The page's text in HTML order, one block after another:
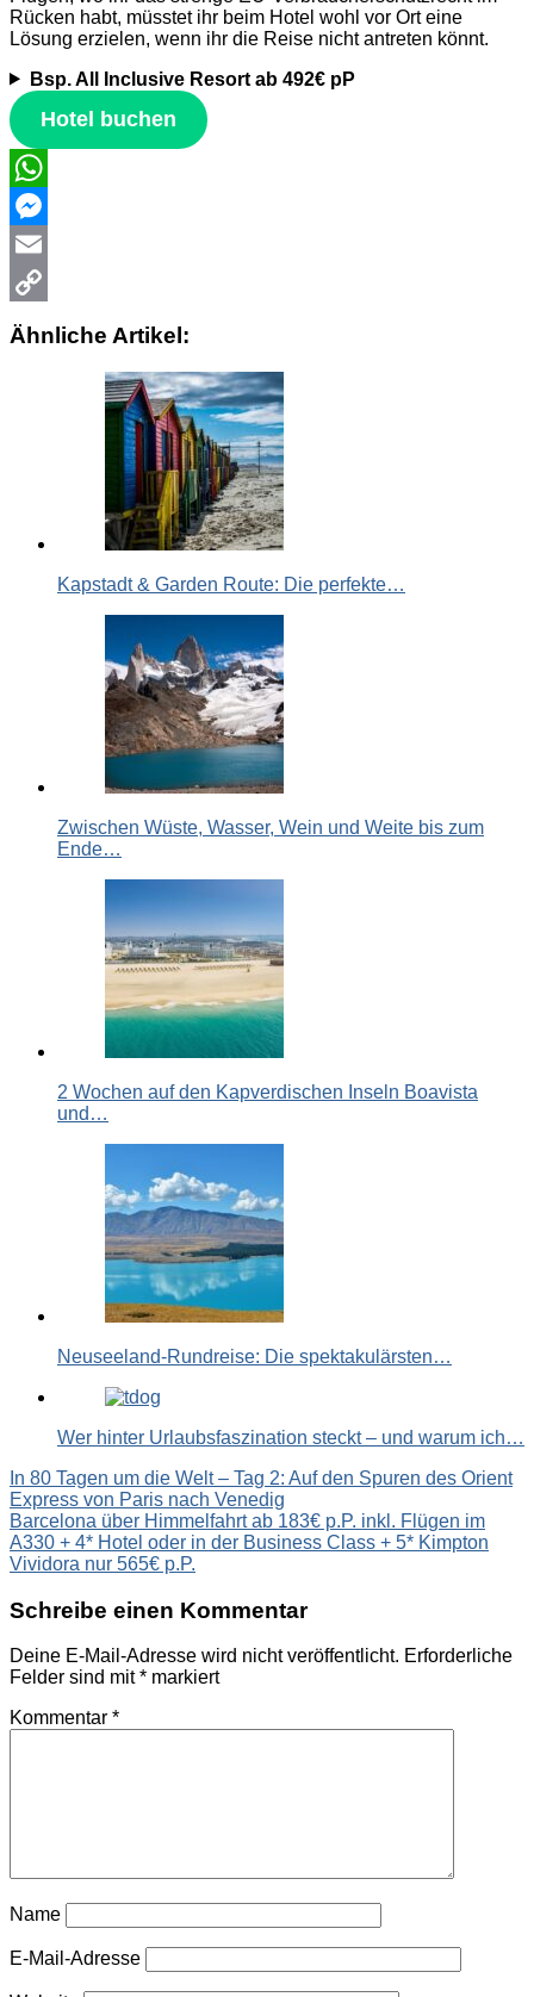
Rücken habt, müsstet ihr beim Hotel wohl vor Ort eine
Lösung erzielen, wenn ihr die Reise nicht antreten könnt.
Bsp. All Inclusive Resort ab 492€ pP
Hotel buchen
WhatsApp
Messenger
Email
Copy
Ähnliche Artikel:
Kapstadt & Garden Route: Die perfekte…
Zwischen Wüste, Wasser, Wein und Weite bis zum
Ende…
2 Wochen auf den Kapverdischen Inseln Boavista
und…
Neuseeland-Rundreise: Die spektakulärsten…
Wer hinter Urlaubsfaszination steckt – und warum ich…
Beitragsnavigation
In 80 Tagen um die Welt – Tag 2: Auf den Spuren des Orient
Express von Paris nach Venedig
Barcelona über Himmelfahrt ab 183€ p.P. inkl. Flügen im
A330 + 4* Hotel oder in der Business Class + 5* Kimpton
Vividora nur 565€ p.P.
Schreibe einen Kommentar
Deine E-Mail-Adresse wird nicht veröffentlicht. Erforderliche
Felder sind mit* markiert
Kommentar *
Name
E-Mail-Adresse